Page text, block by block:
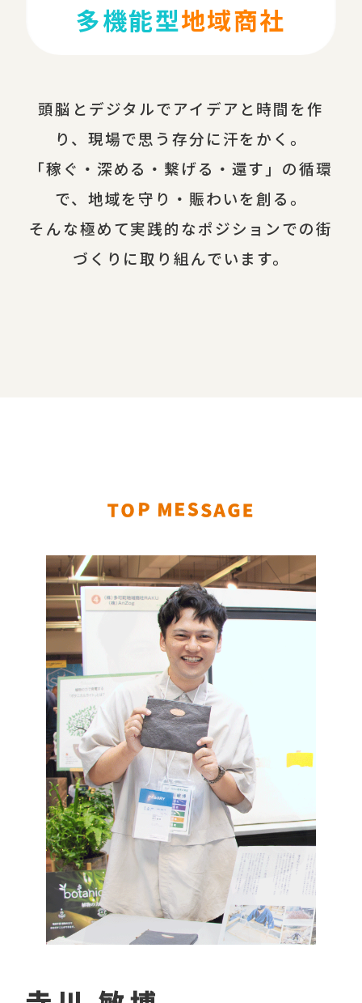
多機能型地域商社
頭脳とデジタルでアイデアと時間を作
り、現場で思う存分に汗をかく。
「稼ぐ・深める・繋げる・還す」の循環
で、地域を守り・賑わいを創る。
そんな極めて実践的なポジションでの街
づくりに取り組んでいます。